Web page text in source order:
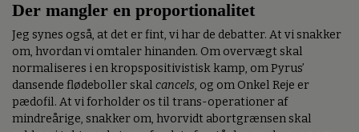
Der mangler en proportionalitet
Jeg synes også, at det er fint, vi har de debatter. At vi snakker
om, hvordan vi omtaler hinanden. Om overvægt skal
normaliseres i en kropspositivistisk kamp, om Pyrus’
dansende flødeboller skal cancels, og om Onkel Reje er
pædofil. At vi forholder os til trans-operationer af
mindreårige, snakker om, hvorvidt abortgrænsen skal